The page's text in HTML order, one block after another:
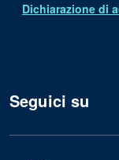
Dichiarazione di
Seguici su